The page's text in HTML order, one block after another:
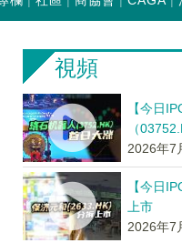
視頻
【今日
（
2026年7
【今日
上市
2026年7